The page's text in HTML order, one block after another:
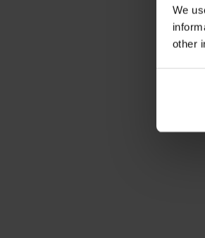
We
other